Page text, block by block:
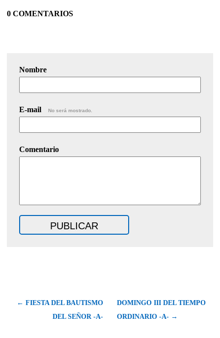
0 COMENTARIOS
Nombre
E-mail No será mostrado.
Comentario
← FIESTA DEL BAUTISMO
DEL SEÑOR -A-
DOMINGO III DEL TIEMPO
ORDINARIO -A- →